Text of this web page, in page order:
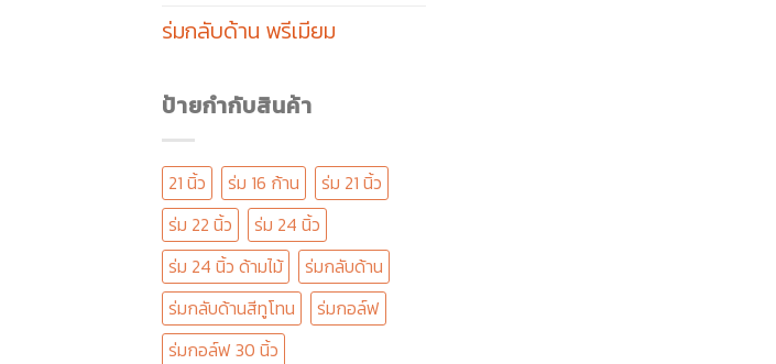
ร่มกลับด้าน พรีเมียม
ป้ายกำกับสินค้า
21 นิ้ว ร่ม 16 ก้าน
ร่ม 21 นิ้ว
ร่ม 22 นิ้ว
ร่ม 24 นิ้ว
ร่ม 24 นิ้ว ด้ามไม้
ร่มกลับด้าน
ร่มกลับด้านสีทูโทน
ร่มกอล์ฟ
ร่มกอล์ฟ 30 นิ้ว